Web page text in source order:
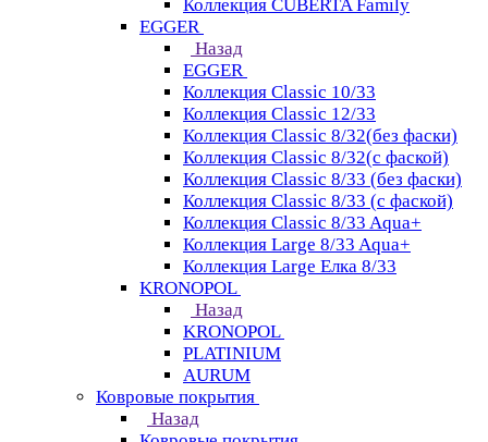
Коллекция CUBERTA Family
EGGER
Назад
EGGER
Коллекция Classic 10/33
Коллекция Classic 12/33
Коллекция Classic 8/32(без фаски)
Коллекция Classic 8/32(с фаской)
Коллекция Classic 8/33 (без фаски)
Коллекция Classic 8/33 (с фаской)
Коллекция Classic 8/33 Aqua+
Коллекция Large 8/33 Aqua+
Коллекция Large Елка 8/33
KRONOPOL
Назад
KRONOPOL
PLATINIUM
AURUM
Ковровые покрытия
Назад